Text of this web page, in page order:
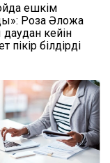
ешкім
Роза Әлқожа
кейін
пікір білдірді